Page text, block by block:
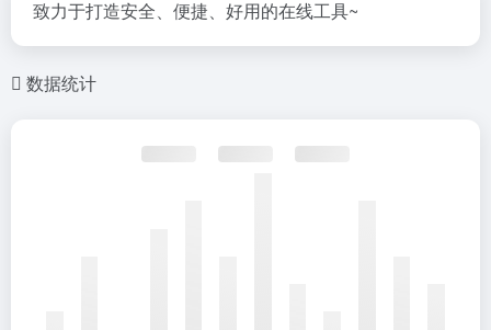
致力于打造安全、便捷、好用的在线工具~
数据统计